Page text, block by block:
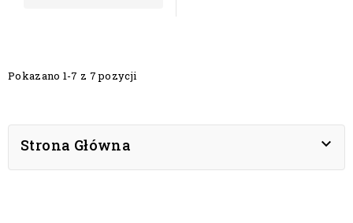
Pokazano 1-7 z 7 pozycji
Strona Główna 